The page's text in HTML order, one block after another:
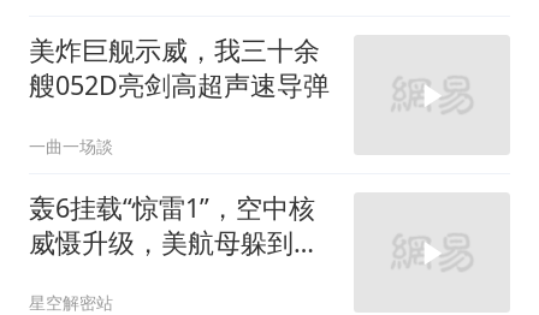
美炸巨舰示威，我三十余
艘052D亮剑高超声速导弹
一曲一场談
轰6挂载“惊雷1”，空中核
威慑升级，美航母躲到夏
星空解密站